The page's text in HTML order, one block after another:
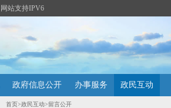
网站支持IPV6
政府信息公开 办事服务 政民互动
首页>政民互动>留言公开